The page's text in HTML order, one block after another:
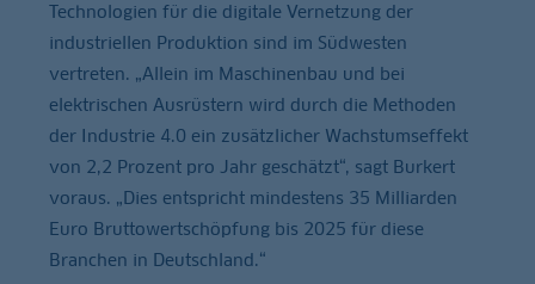
Technologien für die digitale Vernetzung der
industriellen Produktion sind im Südwesten
vertreten. „Allein im Maschinenbau und bei
elektrischen Ausrüstern wird durch die Methoden
der Industrie 4.0 ein zusätzlicher Wachstumseffekt
von 2,2 Prozent pro Jahr geschätzt“, sagt Burkert
voraus. „Dies entspricht mindestens 35 Milliarden
Euro Bruttowertschöpfung bis 2025 für diese
Branchen in Deutschland.“